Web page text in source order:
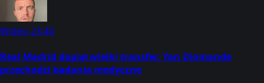
Wideo 23:40
Real Madrid dopiął wielki transfer. Yan Diomande
przechodzi badania medyczne